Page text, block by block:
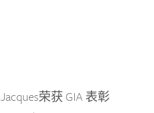
Jacques荣获 GIA 表彰